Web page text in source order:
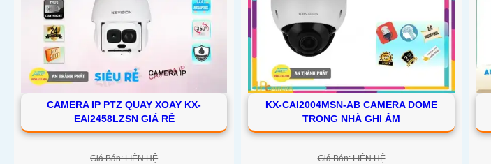
CAMERA IP PTZ QUAY XOAY KX-
EAI2458LZSN GIÁ RẺ
Giá Bán: LIÊN HỆ
KX-CAI2004MSN-AB CAMERA DOME
TRONG NHÀ GHI ÂM
Giá Bán: LIÊN HỆ